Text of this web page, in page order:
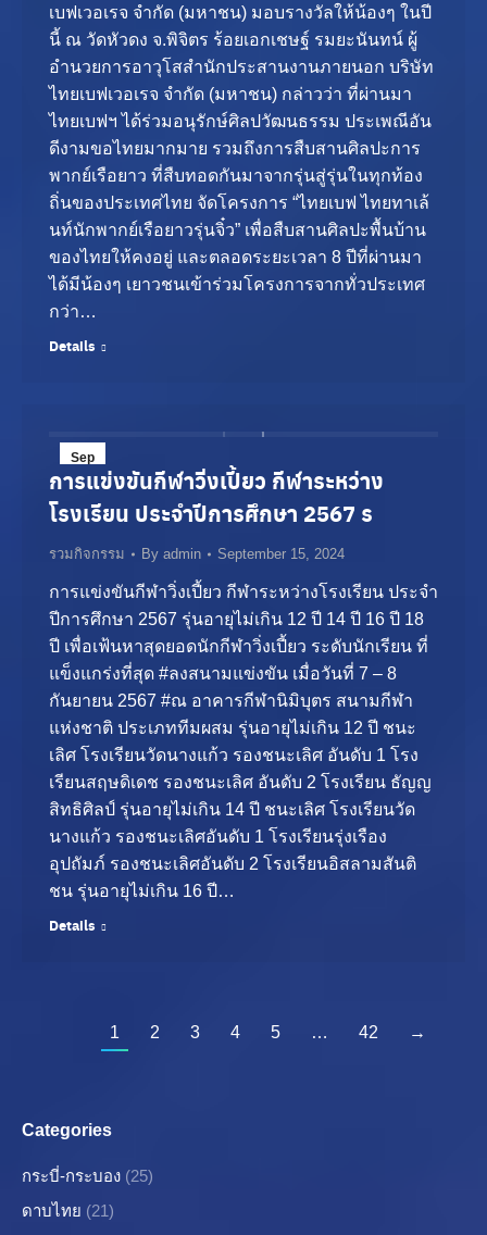
เบฟเวอเรจ จำกัด (มหาชน) มอบรางวัลให้น้องๆ ในปี
นี้ ณ วัดหัวดง จ.พิจิตร ร้อยเอกเชษฐ์ รมยะนันทน์ ผู้
อำนวยการอาวุโสสำนักประสานงานภายนอก บริษัท
ไทยเบฟเวอเรจ จำกัด (มหาชน) กล่าวว่า ที่ผ่านมา
ไทยเบฟฯ ได้ร่วมอนุรักษ์ศิลปวัฒนธรรม ประเพณีอัน
ดีงามขอไทยมากมาย รวมถึงการสืบสานศิลปะการ
พากย์เรือยาว ที่สืบทอดกันมาจากรุ่นสู่รุ่นในทุกท้อง
ถิ่นของประเทศไทย จัดโครงการ “ไทยเบฟ ไทยทาเล้
นท์นักพากย์เรือยาวรุ่นจิ๋ว” เพื่อสืบสานศิลปะพื้นบ้าน
ของไทยให้คงอยู่ และตลอดระยะเวลา 8 ปีที่ผ่านมา
ได้มีน้องๆ เยาวชนเข้าร่วมโครงการจากทั่วประเทศ
กว่า…
Details
Sep
15
2024
การแข่งขันกีฬาวิ่งเปี้ยว กีฬาระหว่าง
โรงเรียน ประจำปีการศึกษา 2567 ร
รวมกิจกรรม By admin September 15, 2024
การแข่งขันกีฬาวิ่งเปี้ยว กีฬาระหว่างโรงเรียน ประจำ
ปีการศึกษา 2567 รุ่นอายุไม่เกิน 12 ปี 14 ปี 16 ปี 18
ปี เพื่อเฟ้นหาสุดยอดนักกีฬาวิ่งเปี้ยว ระดับนักเรียน ที่
แข็งแกร่งที่สุด #ลงสนามแข่งขัน เมื่อวันที่ 7 – 8
กันยายน 2567 #ณ อาคารกีฬานิมิบุตร สนามกีฬา
แห่งชาติ ประเภททีมผสม รุ่นอายุไม่เกิน 12 ปี ชนะ
เลิศ โรงเรียนวัดนางแก้ว รองชนะเลิศ อันดับ 1 โรง
เรียนสฤษดิเดช รองชนะเลิศ อันดับ 2 โรงเรียน ธัญญ
สิทธิศิลป์ รุ่นอายุไม่เกิน 14 ปี ชนะเลิศ โรงเรียนวัด
นางแก้ว รองชนะเลิศอันดับ 1 โรงเรียนรุ่งเรือง
อุปถัมภ์ รองชนะเลิศอันดับ 2 โรงเรียนอิสลามสันติ
ชน รุ่นอายุไม่เกิน 16 ปี…
Details
1 2 3 4 5 … 42 →
Categories
กระบี่-กระบอง (25)
ดาบไทย (21)